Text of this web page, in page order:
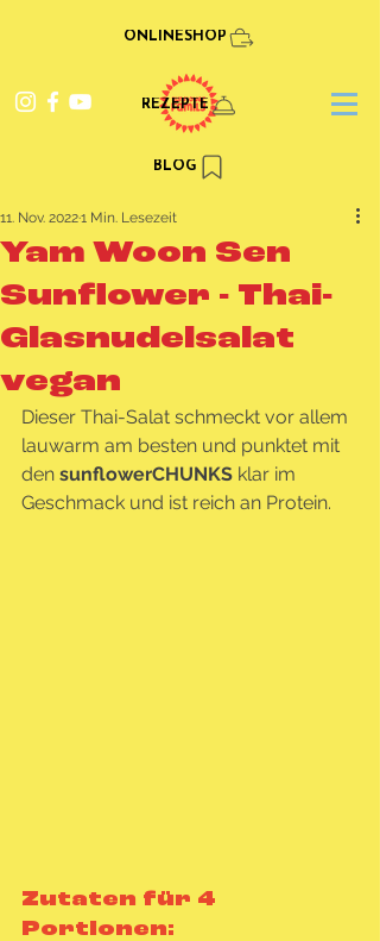
REZEPTE
BLOG
ONLINESHOP
Yam Woon Sen
Sunflower - Thai-
Glasnudelsalat
vegan
11. Nov. 20221 Min. Lesezeit
Dieser Thai-Salat schmeckt vor allem
lauwarm am besten und punktet mit
den sunflowerCHUNKS klar im
Geschmack und ist reich an Protein.
Zutaten für 4
Portionen: